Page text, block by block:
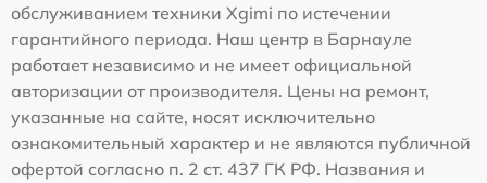
обслуживанием техники Xgimi по истечении
гарантийного периода. Наш центр в Барнауле
работает независимо и не имеет официальной
авторизации от производителя. Цены на ремонт,
указанные на сайте, носят исключительно
ознакомительный характер и не являются публичной
офертой согласно п. 2 ст. 437 ГК РФ. Названия и